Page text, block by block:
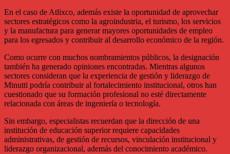
En el caso de Atlixco, además existe la oportunidad de aprovechar
sectores estratégicos como la agroindustria, el turismo, los servicios
y la manufactura para generar mayores oportunidades de empleo
para los egresados y contribuir al desarrollo económico de la región.
Como ocurre con muchos nombramientos públicos, la designación
también ha generado opiniones encontradas. Mientras algunos
sectores consideran que la experiencia de gestión y liderazgo de
Minutti podría contribuir al fortalecimiento institucional, otros han
cuestionado que su formación profesional no esté directamente
relacionada con áreas de ingeniería o tecnología.
Sin embargo, especialistas recuerdan que la dirección de una
institución de educación superior requiere capacidades
administrativas, de gestión de recursos, vinculación institucional y
liderazgo organizacional, además del conocimiento académico.